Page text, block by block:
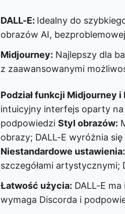
DALL-E: Idealny do
obrazów AI,
Midjourney: Najlepszy dla
z zaawansowanymi
Podział funkcji Midjourney i
intuicyjny interfejs oparty
podpowiedzi Styl obrazów:
obrazy; DALL-E wyróżnia
Niestandardowe ustawienia:
szczegółami artystycznymi;
Łatwość użycia: DALL-E
wymaga Discorda i